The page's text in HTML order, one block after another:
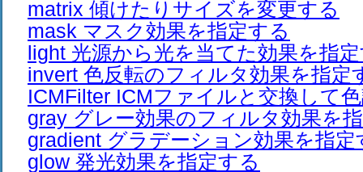
matrix 傾けたりサイズを変更する
mask マスク効果を指定する
light 光源から光を当てた効果を指
invert 色反転のフィルタ効果を指定
ICMFilter ICMファイルと交換して
gray グレー効果のフィルタ効果を
gradient グラデーション効果を指定
glow 発光効果を指定する